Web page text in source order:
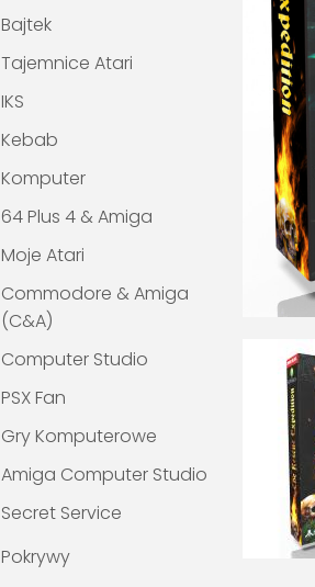
Bajtek
Tajemnice Atari
IKS
Kebab
Komputer
64 Plus 4 & Amiga
Moje Atari
Commodore & Amiga
(C&A)
Computer Studio
PSX Fan
Gry Komputerowe
Amiga Computer Studio
Secret Service
Pokrywy